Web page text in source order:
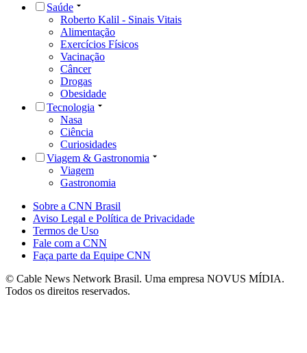
Saúde
Roberto Kalil - Sinais Vitais
Alimentação
Exercícios Físicos
Vacinação
Câncer
Drogas
Obesidade
Tecnologia
Nasa
Ciência
Curiosidades
Viagem & Gastronomia
Viagem
Gastronomia
Sobre a CNN Brasil
Aviso Legal e Política de Privacidade
Termos de Uso
Fale com a CNN
Faça parte da Equipe CNN
© Cable News Network Brasil. Uma empresa NOVUS MÍDIA.
Todos os direitos reservados.